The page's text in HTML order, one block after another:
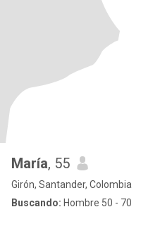
María, 55
Girón, Santander, Colombia
Buscando: Hombre 50 - 70